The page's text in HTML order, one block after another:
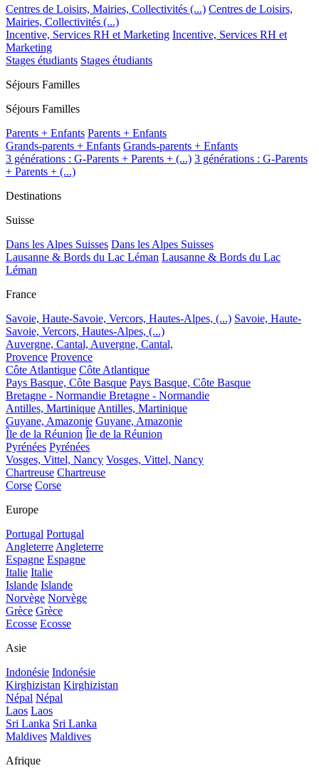
Centres de Loisirs, Mairies, Collectivités (...) Centres de Loisirs,
Mairies, Collectivités (...)
Incentive, Services RH et Marketing Incentive, Services RH et
Marketing
Stages étudiants Stages étudiants
Séjours Familles
Séjours Familles
Parents + Enfants Parents + Enfants
Grands-parents + Enfants Grands-parents + Enfants
3 générations : G-Parents + Parents + (...) 3 générations : G-Parents
+ Parents + (...)
Destinations
Suisse
Dans les Alpes Suisses Dans les Alpes Suisses
Lausanne & Bords du Lac Léman Lausanne & Bords du Lac
Léman
France
Savoie, Haute-Savoie, Vercors, Hautes-Alpes, (...) Savoie, Haute-
Savoie, Vercors, Hautes-Alpes, (...)
Auvergne, Cantal, Auvergne, Cantal,
Provence Provence
Côte Atlantique Côte Atlantique
Pays Basque, Côte Basque Pays Basque, Côte Basque
Bretagne - Normandie Bretagne - Normandie
Antilles, MartiniqueAntilles, Martinique
Guyane, Amazonie Guyane, Amazonie
Île de la Réunion Île de la Réunion
Pyrénées Pyrénées
Vosges, Vittel, Nancy Vosges, Vittel, Nancy
Chartreuse Chartreuse
Corse Corse
Europe
Portugal Portugal
AngleterreAngleterre
Espagne Espagne
Italie Italie
Islande Islande
Norvège Norvège
Grèce Grèce
Ecosse Ecosse
Asie
Indonésie Indonésie
Kirghizistan Kirghizistan
Népal Népal
Laos Laos
Sri Lanka Sri Lanka
Maldives Maldives
Afrique